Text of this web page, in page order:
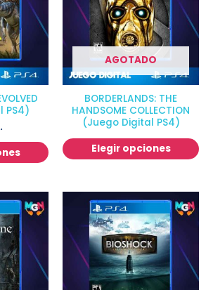
PS4)
AGOTADO
BORDERLANDS: THE
HANDSOME COLLECTION
(Juego Digital PS4)
Elegir opciones